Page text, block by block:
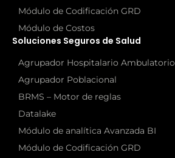
Módulo de Codificación GRD
Módulo de Costos
Soluciones Seguros de Salud
Agrupador Hospitalario Ambulatorio
Agrupador Poblacional
BRMS – Motor de reglas
Datalake
Módulo de analítica Avanzada BI
Módulo de Codificación GRD